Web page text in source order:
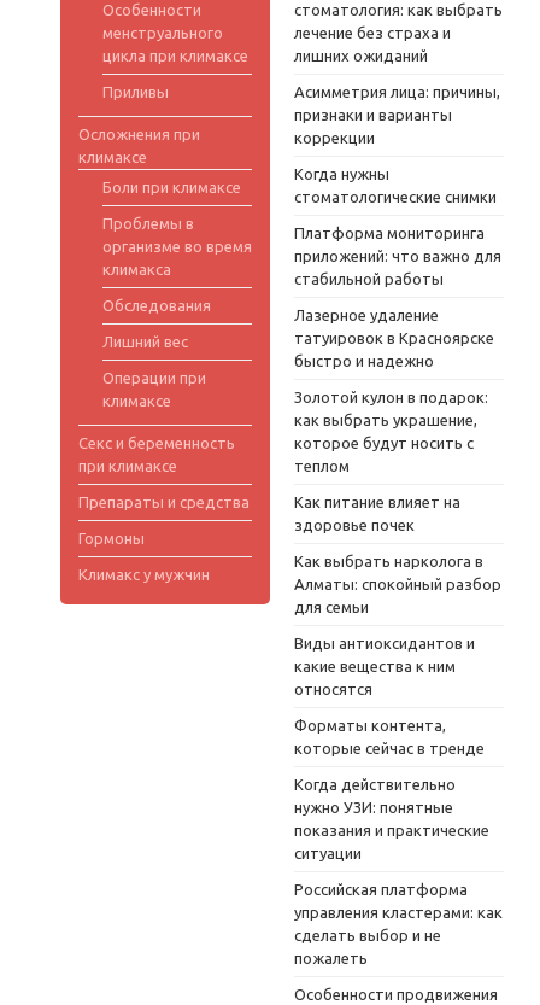
Особенности
менструального
цикла при климаксе
Приливы
Осложнения при
климаксе
Боли при климаксе
Проблемы в
организме во время
климакса
Обследования
Лишний вес
Операции при
климаксе
Секс и беременность
при климаксе
Препараты и средства
Гормоны
Климакс у мужчин
стоматология: как выбрать
лечение без страха и
лишних ожиданий
Асимметрия лица: причины,
признаки и варианты
коррекции
Когда нужны
стоматологические снимки
Платформа мониторинга
приложений: что важно для
стабильной работы
Лазерное удаление
татуировок в Красноярске
быстро и надежно
Золотой кулон в подарок:
как выбрать украшение,
которое будут носить с
теплом
Как питание влияет на
здоровье почек
Как выбрать нарколога в
Алматы: спокойный разбор
для семьи
Виды антиоксидантов и
какие вещества к ним
относятся
Форматы контента,
которые сейчас в тренде
Когда действительно
нужно УЗИ: понятные
показания и практические
ситуации
Российская платформа
управления кластерами: как
сделать выбор и не
пожалеть
Особенности продвижения